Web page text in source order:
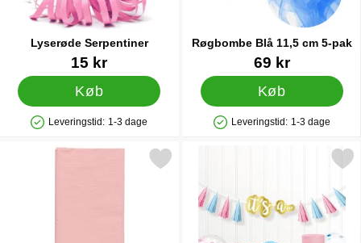
Lyserøde Serpentiner
Varenr 1250915 kr
Køb
Produkttilgængelighed: På lager
Leveringstid: 1-3 dage
Røgbombe Blå 11,5 cm 5-pak
Varenr 9141769 kr
Køb
Produkttilgængelighed: På lager
Leveringstid: 1-3 dage
Markér klassisk Borddug Lyserød som favorit
Markér guirlande med Kvaster